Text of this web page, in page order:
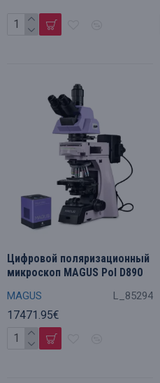
MAGUS L_85294
Цифровой поляризационный
микроскоп MAGUS Pol D890
17471.95€